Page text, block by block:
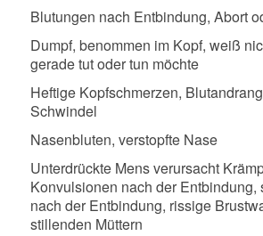
Blutungen nach Entbindung, Abort
Dumpf, benommen im Kopf, weiß
gerade tut oder tun möchte
Heftige Kopfschmerzen,
Schwindel
Nasenbluten, verstopfte Nase
Unterdrückte Mens verursacht
Konvulsionen nach der Entbindung,
nach der Entbindung, rissige
stillenden Müttern